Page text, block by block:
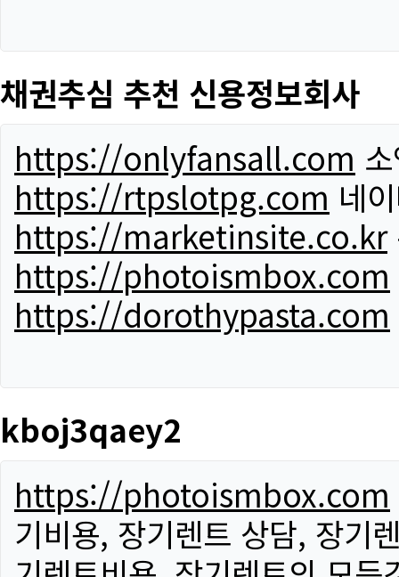
채권추심 추천 신용정보회사
https://onlyfansall.com
https://rtpslotpg.com 네
https://marketinsite.co.kr
https://photoismbox.com
https://dorothypasta.com
kboj3qaey2
https://photoismbox.com
기비용, 장기렌트 상담, 장기